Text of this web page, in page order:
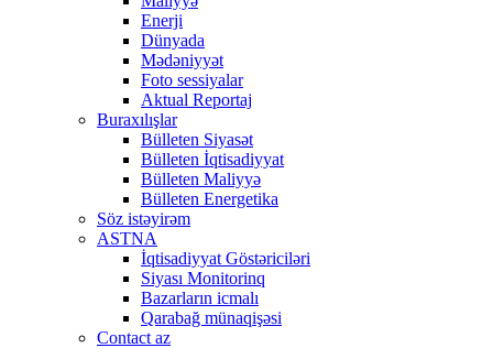
Enerji
Dünyada
Mədəniyyət
Foto sessiyalar
Aktual Reportaj
Buraxılışlar
Bülleten Siyasət
Bülleten İqtisadiyyat
Bülleten Maliyyə
Bülleten Energetika
Söz istəyirəm
ASTNA
İqtisadiyyat Göstəriciləri
Siyası Monitorinq
Bazarların icmalı
Qarabağ münaqişəsi
Contact az